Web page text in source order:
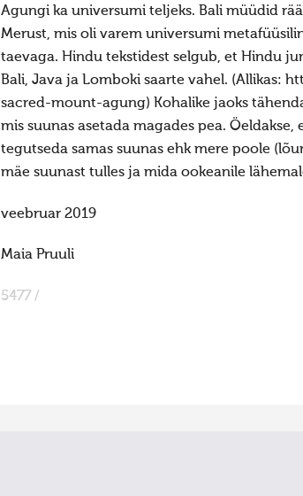
Agungi ka universumi teljeks. Bali müüdid
Merust, mis oli varem universumi
taevaga. Hindu tekstidest selgub, et Hindu
Bali, Java ja Lomboki saarte vahel. (Allikas:
sacred-mount-agung) Kohalike jaoks
mis suunas asetada magades pea.
tegutseda samas suunas ehk mere poole
mäe suunast tulles ja mida ookeanile
veebruar 2019
Maia Pruuli
5477 /